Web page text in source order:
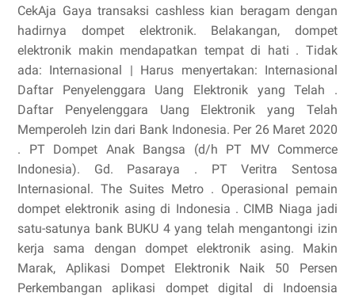
CekAja Gaya transaksi cashless kian beragam dengan
hadirnya dompet elektronik. Belakangan, dompet
elektronik makin mendapatkan tempat di hati . Tidak
ada: Internasional ‎| Harus menyertakan: Internasional
Daftar Penyelenggara Uang Elektronik yang Telah .
Daftar Penyelenggara Uang Elektronik yang Telah
Memperoleh Izin dari Bank Indonesia. Per 26 Maret 2020
. PT Dompet Anak Bangsa (d/h PT MV Commerce
Indonesia). Gd. Pasaraya . PT Veritra Sentosa
Internasional. The Suites Metro . Operasional pemain
dompet elektronik asing di Indonesia . CIMB Niaga jadi
satu-satunya bank BUKU 4 yang telah mengantongi izin
kerja sama dengan dompet elektronik asing. Makin
Marak, Aplikasi Dompet Elektronik Naik 50 Persen
Perkembangan aplikasi dompet digital di Indoensia